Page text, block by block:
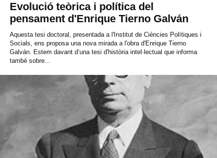
Evolució teòrica i política del
pensament d'Enrique Tierno Galván
Aquesta tesi doctoral, presentada a l'Institut de Ciències Polítiques i
Socials, ens proposa una nova mirada a l'obra d'Enrique Tierno
Galván. Estem davant d’una tesi d'història intel·lectual que informa
també sobre...